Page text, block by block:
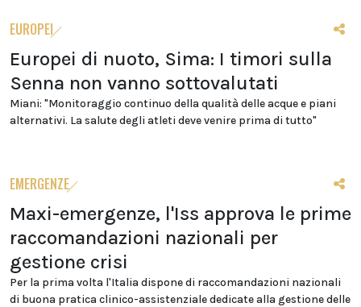
EUROPEI
Europei di nuoto, Sima: I timori sulla
Senna non vanno sottovalutati
Miani: "Monitoraggio continuo della qualità delle acque e piani
alternativi. La salute degli atleti deve venire prima di tutto"
EMERGENZE
Maxi-emergenze, l'Iss approva le prime
raccomandazioni nazionali per
gestione crisi
Per la prima volta l'Italia dispone di raccomandazioni nazionali
di buona pratica clinico-assistenziale dedicate alla gestione delle